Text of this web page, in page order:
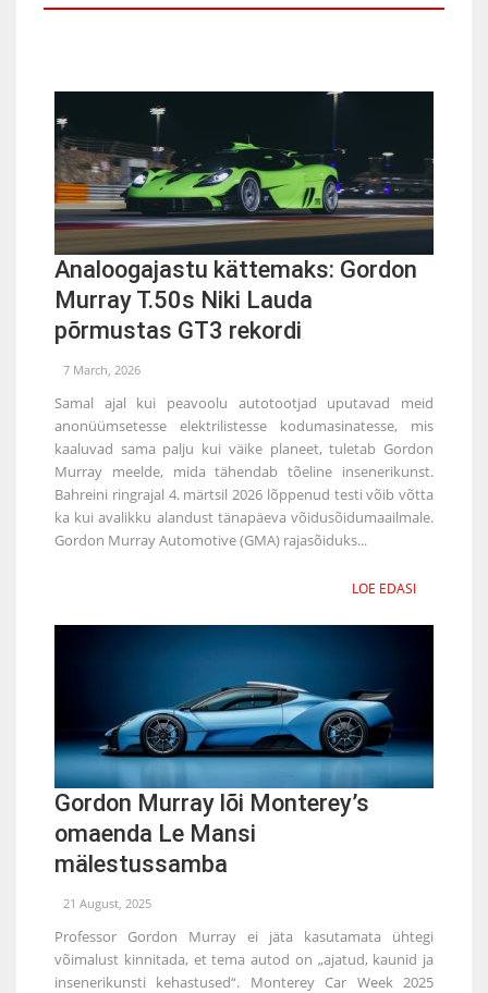
Analoogajastu kättemaks: Gordon
Murray T.50s Niki Lauda
põrmustas GT3 rekordi
7 March, 2026
Samal ajal kui peavoolu autotootjad uputavad meid
anonüümsetesse elektrilistesse kodumasinatesse, mis
kaaluvad sama palju kui väike planeet, tuletab Gordon
Murray meelde, mida tähendab tõeline insenerikunst.
Bahreini ringrajal 4. märtsil 2026 lõppenud testi võib võtta
ka kui avalikku alandust tänapäeva võidusõidumaailmale.
Gordon Murray Automotive (GMA) rajasõiduks...
LOE EDASI
Gordon Murray lõi Monterey’s
omaenda Le Mansi
mälestussamba
21 August, 2025
Professor Gordon Murray ei jäta kasutamata ühtegi
võimalust kinnitada, et tema autod on „ajatud, kaunid ja
insenerikunsti kehastused“. Monterey Car Week 2025